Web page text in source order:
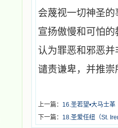
会蔑视一切神圣
宣扬傲慢和可怕
认为罪恶和邪恶
谴责谦卑，并推
上一篇： 16.圣若望•大马士
下一篇： 18.圣爱任纽（St.